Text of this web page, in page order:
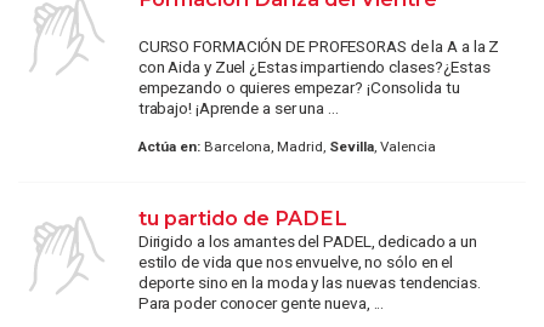
CURSO FORMACIÓN DE PROFESORAS de la A a la Z
con Aida y Zuel ¿Estas impartiendo clases?¿Estas
empezando o quieres empezar? ¡Consolida tu
trabajo! ¡Aprende a ser una ...
Actúa en:Barcelona, Madrid, Sevilla, Valencia
tu partido de PADEL
Dirigido a los amantes del PADEL, dedicado a un
estilo de vida que nos envuelve, no sólo en el
deporte sino en la moda y las nuevas tendencias.
Para poder conocer gente nueva, ...